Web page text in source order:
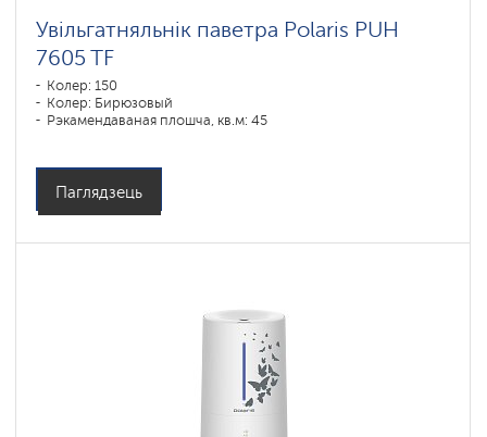
Увільгатняльнік паветра Polaris PUH
7605 TF
Колер: 150
Колер: Бирюзовый
Рэкамендаваная плошча, кв.м: 45
Паглядзець